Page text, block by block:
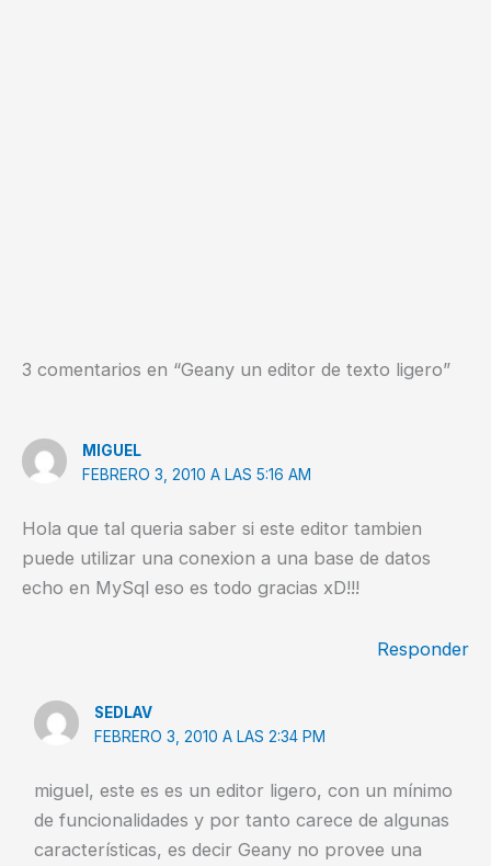
3 comentarios en “Geany un editor de texto ligero”
MIGUEL
FEBRERO 3, 2010 A LAS 5:16 AM
Hola que tal queria saber si este editor tambien
puede utilizar una conexion a una base de datos
echo en MySql eso es todo gracias xD!!!
Responder
SEDLAV
FEBRERO 3, 2010 A LAS 2:34 PM
miguel, este es es un editor ligero, con un mínimo
de funcionalidades y por tanto carece de algunas
características, es decir Geany no provee una